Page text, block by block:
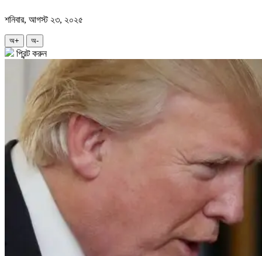
শনিবার, আগস্ট ২৩, ২০২৫
অ+ অ-
প্রিন্ট করুন